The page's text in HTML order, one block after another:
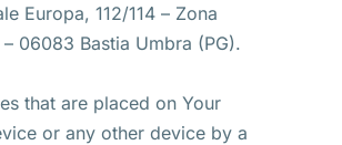
Europa, 112/114 – Zona
06083 Bastia Umbra (PG).
that are placed on Your
or any other device by a